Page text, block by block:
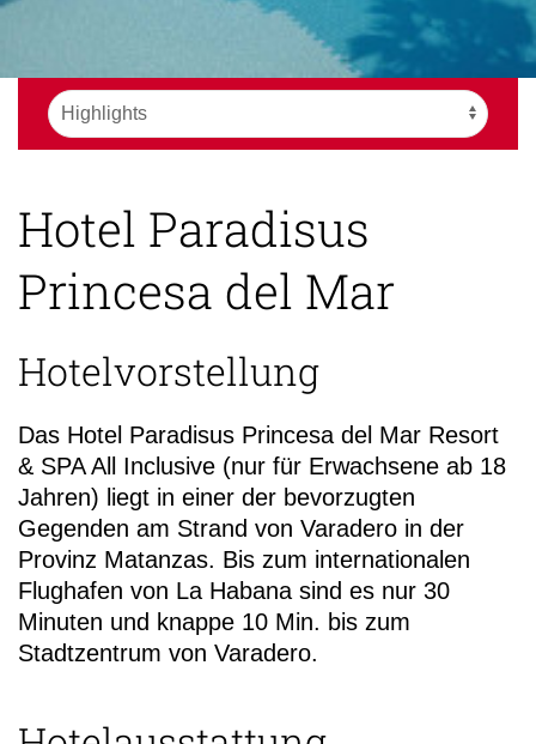
Hotel Paradisus
Princesa del Mar
Hotelvorstellung
Das Hotel Paradisus Princesa del Mar Resort
& SPA All Inclusive (nur für Erwachsene ab 18
Jahren) liegt in einer der bevorzugten
Gegenden am Strand von Varadero in der
Provinz Matanzas. Bis zum internationalen
Flughafen von La Habana sind es nur 30
Minuten und knappe 10 Min. bis zum
Stadtzentrum von Varadero.